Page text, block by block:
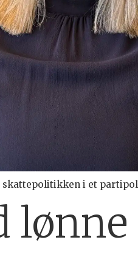
skattepolitikken i et